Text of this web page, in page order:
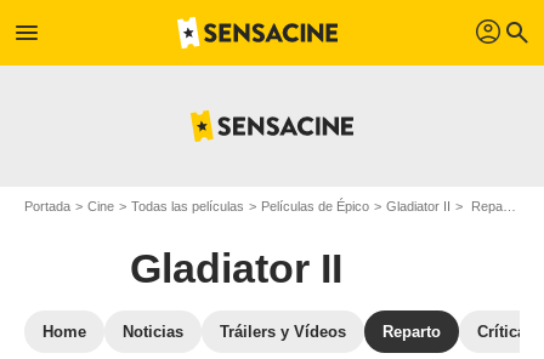
menu profil search
Portada Cine Todas las películas Películas de Épico Gladiator II Reparto Gladiator II
Gladiator II
Home Noticias Tráilers y Vídeos Reparto Críticas